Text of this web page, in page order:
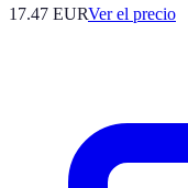
17.47 EURVer el precio